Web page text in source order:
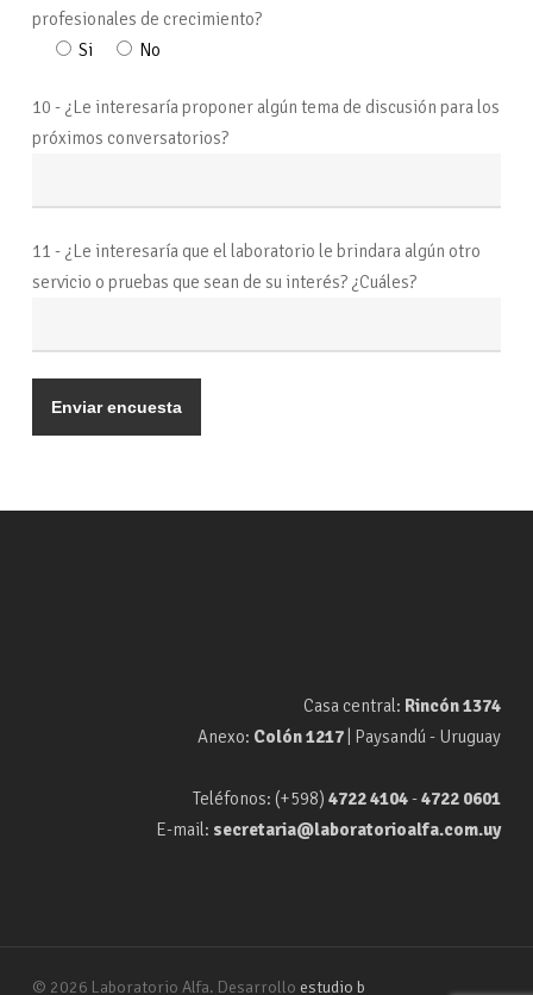
profesionales de crecimiento?
Si
No
10 - ¿Le interesaría proponer algún tema de discusión para los
próximos conversatorios?
11 - ¿Le interesaría que el laboratorio le brindara algún otro
servicio o pruebas que sean de su interés? ¿Cuáles?
Casa central: Rincón 1374
Anexo: Colón 1217 | Paysandú - Uruguay
Teléfonos: (+598)4722 4104-4722 0601
E-mail: secretaria@laboratorioalfa.com.uy
© 2026 Laboratorio Alfa. Desarrollo estudio b